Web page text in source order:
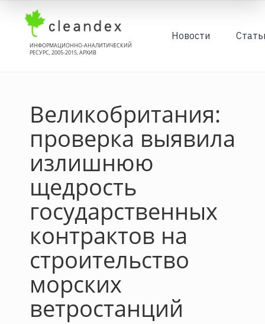
ИНФОРМАЦИОННО-АНАЛИТИЧЕСКИЙ
РЕСУРС, 2005-2015, АРХИВ
Новости
Великобритания:
проверка выявила
излишнюю
щедрость
государственных
контрактов на
строительство
морских
ветростанций